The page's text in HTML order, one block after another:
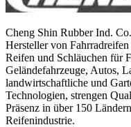
Cheng Shin Rubber Ind.
Hersteller von
Reifen und Schläuchen für
Geländefahrzeuge, Autos,
landwirtschaftliche und
Technologien, strengen
Präsenz in über 150
Reifenindustrie.